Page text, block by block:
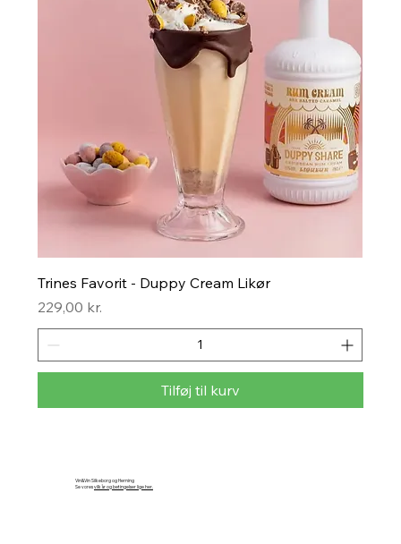
Trines Favorit - Duppy Cream Likør
Pris
229,00 kr.
Tilføj til kurv
Vin&Vin Silkeborg og Herning
Se voresvilkår og betingelser lige her